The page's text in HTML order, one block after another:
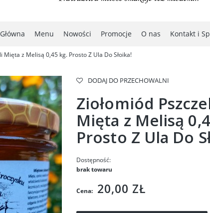
Menu Nowości Promocje O nas Kontakt i
Mięta z Melisą 0,45 kg. Prosto Z Ula Do Słoika!
DODAJ DO PRZECHOWALNI
Ziołomiód
Mięta z Melisą
Prosto Z Ula Do
Dostępność:
brak towaru
Cena: 20,00 ZŁ